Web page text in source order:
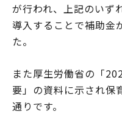
が行われ、上記のいず
導入することで補助金
た。
また厚生労働省の「
要」の資料に示され保
通りです。